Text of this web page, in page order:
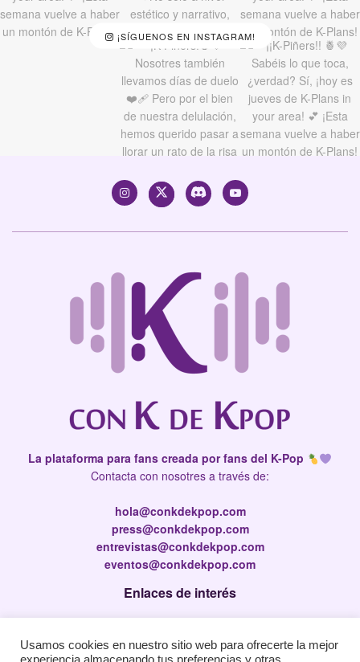
¡SÍGUENOS EN INSTAGRAM!
La plataforma para fans creada por fans del K-Pop
Contacta con nosotres a través de:
hola@conkdekpop.com
press@conkdekpop.com
entrevistas@conkdekpop.com
eventos@conkdekpop.com
Enlaces de interés
Política de privacidad
Usamos cookies en nuestro sitio web para ofrecerte la mejor